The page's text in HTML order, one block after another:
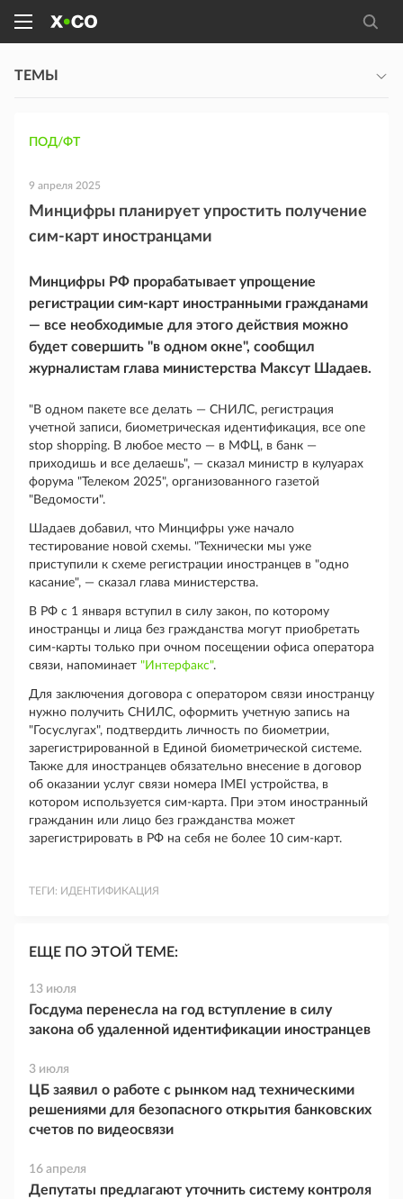
ТЕМЫ
ПОД/ФТ
9 апреля 2025
Минцифры планирует упростить получение
сим-карт иностранцами
Минцифры РФ прорабатывает упрощение
регистрации сим-карт иностранными гражданами
— все необходимые для этого действия можно
будет совершить "в одном окне", сообщил
журналистам глава министерства Максут Шадаев.
"В одном пакете все делать — СНИЛС, регистрация
учетной записи, биометрическая идентификация, все one
stop shopping. В любое место — в МФЦ, в банк —
приходишь и все делаешь", — сказал министр в кулуарах
форума "Телеком 2025", организованного газетой
"Ведомости".
Шадаев добавил, что Минцифры уже начало
тестирование новой схемы. "Технически мы уже
приступили к схеме регистрации иностранцев в "одно
касание", — сказал глава министерства.
В РФ с 1 января вступил в силу закон, по которому
иностранцы и лица без гражданства могут приобретать
сим-карты только при очном посещении офиса оператора
связи, напоминает "Интерфакс".
Для заключения договора с оператором связи иностранцу
нужно получить СНИЛС, оформить учетную запись на
"Госуслугах", подтвердить личность по биометрии,
зарегистрированной в Единой биометрической системе.
Также для иностранцев обязательно внесение в договор
об оказании услуг связи номера IMEI устройства, в
котором используется сим-карта. При этом иностранный
гражданин или лицо без гражданства может
зарегистрировать в РФ на себя не более 10 сим-карт.
ТЕГИ: ИДЕНТИФИКАЦИЯ
ЕЩЕ ПО ЭТОЙ ТЕМЕ:
13 июля
Госдума перенесла на год вступление в силу
закона об удаленной идентификации иностранцев
3 июля
ЦБ заявил о работе с рынком над техническими
решениями для безопасного открытия банковских
счетов по видеосвязи
16 апреля
Депутаты предлагают уточнить систему контроля